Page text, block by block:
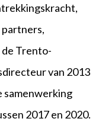
Trento-
van 2013
samenwerking
2017 en 2020.